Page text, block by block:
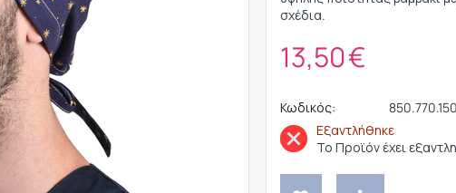
σχέδια.
13,50€
Κωδικός:
850.770.150
Εξαντλήθηκε
Το Προϊόν έχει